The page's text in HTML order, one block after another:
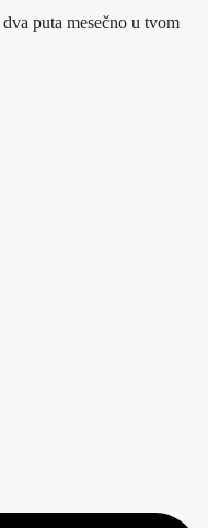
puta mesečno u tvom